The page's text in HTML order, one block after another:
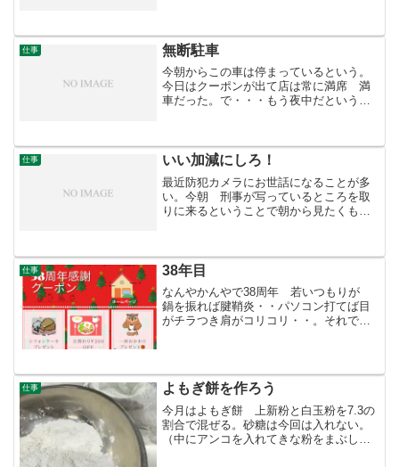
ない。（お互い様なのだが店に来れば私
がババァ〜になろうが ママは...
仕事 無断駐車
今朝からこの車は停まっているという。
今日はクーポンが出て店は常に満席 満
車だった。で・・・もう夜中だというの
できないのだが車の本人には連...
仕事 いい加減にしろ！
最近防犯カメラにお世話になることが多
い。今朝 刑事が写っているところを取
りに来るということで朝から見たくもな
タマに電話すると「お客様 お客...
仕事 38年目
なんやかんやで38周年 若いつもりが
鍋を振れば腱鞘炎・・パソコン打てば目
がチラつき肩がコリコリ・・。それでも
した。若い世代で活気...
仕事 よもぎ餅を作ろう
今月はよもぎ餅 上新粉と白玉粉を7.3の
割合で混ぜる。砂糖は今回は入れない。
（中にアンコを入れてきな粉をまぶしま